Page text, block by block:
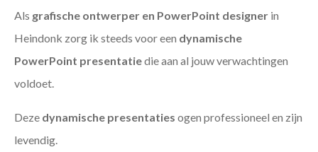
Als grafische ontwerper en PowerPoint designer in
Heindonk zorg ik steeds voor een dynamische
PowerPoint presentatiedie aan al jouw verwachtingen
voldoet.
Deze dynamische presentaties ogen professioneel en zijn
levendig.